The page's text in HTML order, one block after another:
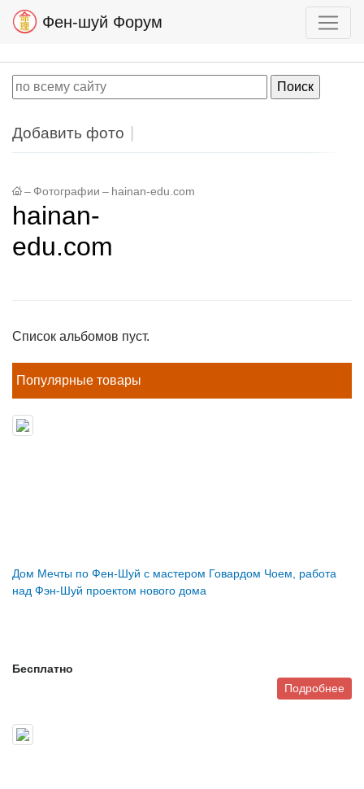
Фен-шуй Форум
Добавить фото
– Фотографии – hainan-edu.com
hainan-
edu.com
Список альбомов пуст.
Популярные товары
Дом Мечты по Фен-Шуй с мастером Говардом Чоем, работа
над Фэн-Шуй проектом нового дома
Бесплатно
Подробнее